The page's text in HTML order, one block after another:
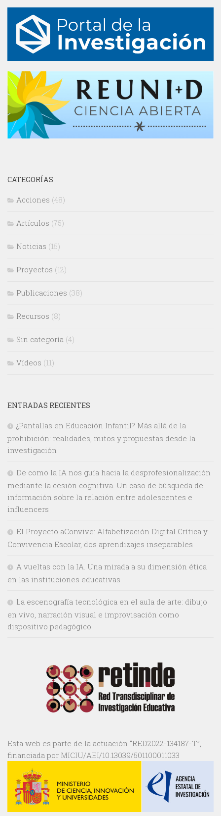
CATEGORÍAS
Acciones (48)
Artículos (75)
Noticias (15)
Proyectos (12)
Publicaciones (38)
Recursos (8)
Sin categoría (4)
Vídeos (11)
ENTRADAS RECIENTES
¿Pantallas en Educación Infantil? Más allá de la
prohibición: realidades, mitos y propuestas desde la
investigación
De como la IA nos guía hacia la desprofesionalización
mediante la cesión cognitiva. Un caso de búsqueda de
información sobre la relación entre adolescentes e
influencers
El Proyecto aConvive: Alfabetización Digital Crítica y
Convivencia Escolar, dos aprendizajes inseparables
A vueltas con la IA. Una mirada a su dimensión ética
en las instituciones educativas
La escenografía tecnológica en el aula de arte: dibujo
en vivo, narración visual e improvisación como
dispositivo pedagógico
Esta web es parte de la actuación “RED2022-134187-T”,
financiada por MICIU/AEI/10.13039/501100011033